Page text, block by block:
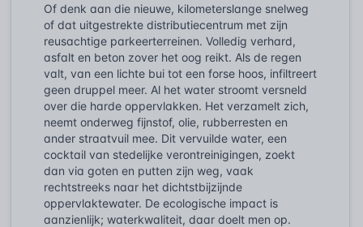
Of denk aan die nieuwe, kilometerslange snelweg
of dat uitgestrekte distributiecentrum met zijn
reusachtige parkeerterreinen. Volledig verhard,
asfalt en beton zover het oog reikt. Als de regen
valt, van een lichte bui tot een forse hoos, infiltreert
geen druppel meer. Al het water stroomt versneld
over die harde oppervlakken. Het verzamelt zich,
neemt onderweg fijnstof, olie, rubberresten en
ander straatvuil mee. Dit vervuilde water, een
cocktail van stedelijke verontreinigingen, zoekt
dan via goten en putten zijn weg, vaak
rechtstreeks naar het dichtstbijzijnde
oppervlaktewater. De ecologische impact is
aanzienlijk; waterkwaliteit, daar doelt men op.